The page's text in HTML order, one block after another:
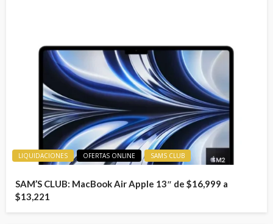
LIQUIDACIONES OFERTAS ONLINE SAMS CLUB
SAM’S CLUB: MacBook Air Apple 13″ de $16,999 a
$13,221